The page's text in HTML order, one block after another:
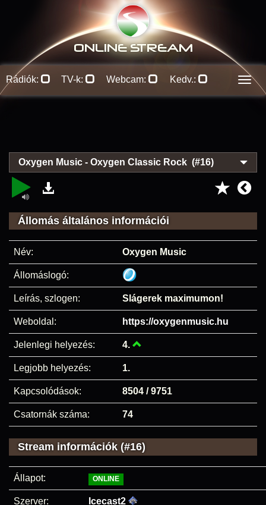
ONLINE STREAM
Rádiók: TV-k: Webcam: Kedv.:
Oxygen Music - Oxygen Classic Rock (#16)
Állomás általános információi
Név: Oxygen Music
Állomáslogó:
Leírás, szlogen: Slágerek maximumon!
Weboldal: https://oxygenmusic.hu
Jelenlegi helyezés: 4.
Legjobb helyezés: 1.
Kapcsolódások: 8504 / 9751
Csatornák száma: 74
Stream információk (#16)
Állapot: ONLINE
Szerver: Icecast2